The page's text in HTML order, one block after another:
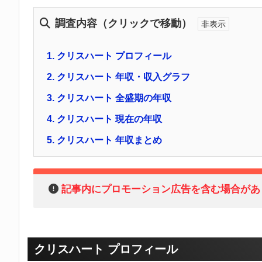
調査内容（クリックで移動）
1. クリスハート プロフィール
2. クリスハート 年収・収入グラフ
3. クリスハート 全盛期の年収
4. クリスハート 現在の年収
5. クリスハート 年収まとめ
記事内にプロモーション広告を含む場合が
クリスハート プロフィール